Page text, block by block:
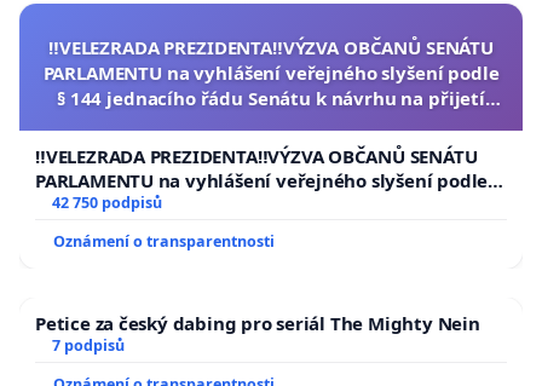
‼️VELEZRADA PREZIDENTA‼️VÝZVA OBČANŮ SENÁTU
PARLAMENTU na vyhlášení veřejného slyšení podle
§ 144 jednacího řádu Senátu k návrhu na přijetí
republiky
‼️VELEZRADA PREZIDENTA‼️VÝZVA OBČANŮ SENÁTU
PARLAMENTU na vyhlášení veřejného slyšení podle §
144 jednacího řádu Senátu k návrhu na přijetí
republiky
42 750 podpisů
Oznámení o transparentnosti
Petice za český dabing pro seriál The Mighty Nein
7 podpisů